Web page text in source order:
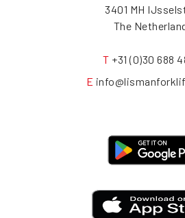
3401 MH
The
T +31 (0)30 688
E